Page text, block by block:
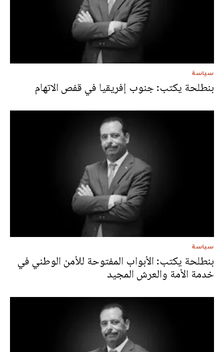
سياسة
بنطلحة يكتب: جنوب إفريقيا في قفص الاتهام
سياسة
بنطلحة يكتب: الأبواب المفتوحة للأمن الوطني في
خدمة الأمة والعرش المجيد